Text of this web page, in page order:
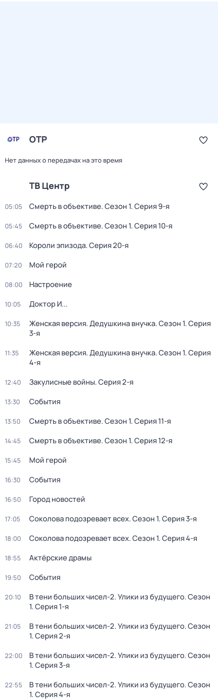
ОТР
Нет данных о передачах на это время
ТВ Центр
05:05 Смерть в объективе. Сезон 1. Серия 9-я
05:45 Смерть в объективе. Сезон 1. Серия 10-я
06:40 Короли эпизода. Серия 20-я
07:20 Мой герой
08:00 Настроение
10:05 Доктор И...
10:35 Женская версия. Дедушкина внучка. Сезон 1. Серия
3-я
11:35 Женская версия. Дедушкина внучка. Сезон 1. Серия
4-я
12:40 Закулисные войны. Серия 2-я
13:30 События
13:50 Смерть в объективе. Сезон 1. Серия 11-я
14:45 Смерть в объективе. Сезон 1. Серия 12-я
15:45 Мой герой
16:30 События
16:50 Город новостей
17:05 Соколова подозревает всех. Сезон 1. Серия 3-я
18:00 Соколова подозревает всех. Сезон 1. Серия 4-я
18:55 Актёрские драмы
19:50 События
20:10 В тени больших чисел-2. Улики из будущего. Сезон
1. Серия 1-я
21:05 В тени больших чисел-2. Улики из будущего. Сезон
1. Серия 2-я
22:00 В тени больших чисел-2. Улики из будущего. Сезон
1. Серия 3-я
22:55 В тени больших чисел-2. Улики из будущего. Сезон
1. Серия 4-я